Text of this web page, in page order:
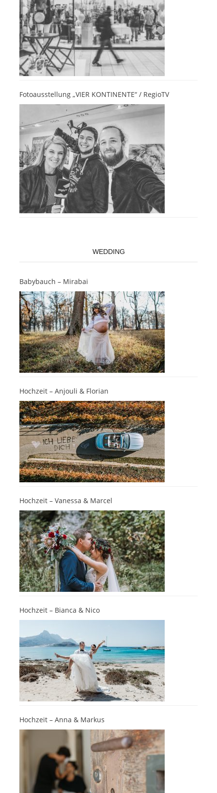
Fotoausstellung „VIER KONTINENTE“ / RegioTV
WEDDING
Babybauch – Mirabai
Hochzeit – Anjouli & Florian
Hochzeit – Vanessa & Marcel
Hochzeit – Bianca & Nico
Hochzeit – Anna & Markus